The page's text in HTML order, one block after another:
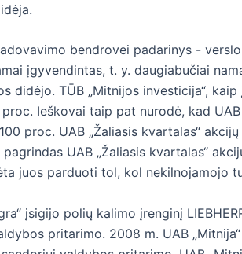
bendrovei padarinys -
įgyvendintas, t. y. daugiabučiai
didėjo. TŪB „Mitnijos investicija“,
Ieškovai taip pat nurodė, kad
proc. UAB „Žaliasis kvartalas“
UAB „Žaliasis kvartalas“
juos parduoti tol, kol nekilnojamojo
įsigijo polių kalimo įrenginį
pritarimo. 2008 m. UAB